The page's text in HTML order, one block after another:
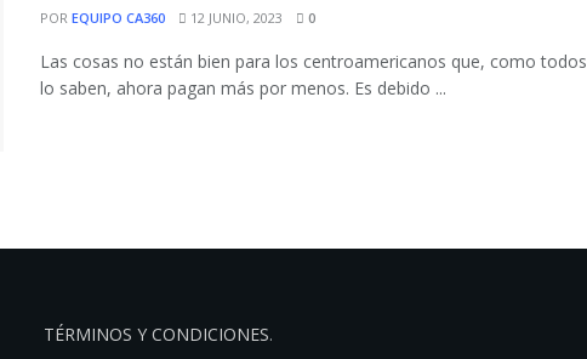
POR EQUIPO CA360 12 JUNIO, 2023 0
Las cosas no están bien para los centroamericanos que, como todos
lo saben, ahora pagan más por menos. Es debido ...
TÉRMINOS Y CONDICIONES.